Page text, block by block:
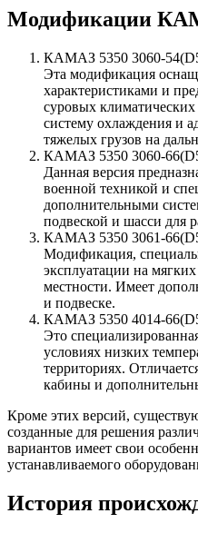
Модификации
КАМАЗ 5350 3060-
Эта модификация
характеристиками и
суровых
систему охлаждения и
тяжелых грузов на
КАМАЗ 5350 3060-
Данная версия
военной техникой и
дополнительными
подвеской и шасси для
КАМАЗ 5350 3061-
Модификация,
эксплуатации на
местности. Имеет
и подвеске.
КАМАЗ 5350 4014-
Это
условиях низких
территориях.
кабины и
Кроме этих версий,
созданные для решения
вариантов имеет свои
устанавливаемого
История